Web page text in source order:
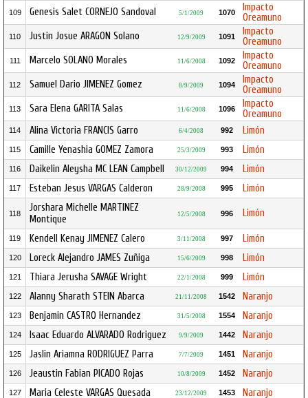
109 Genesis Salet CORNEJO Sandoval 5/1/2009 1070
Impacto
Oreamuno
110 Justin Josue ARAGON Solano 12/9/2009 1091
Impacto
Oreamuno
111 Marcelo SOLANO Morales 11/6/2008 1092
Impacto
Oreamuno
112 Samuel Dario JIMENEZ Gomez 8/9/2009 1094
Impacto
Oreamuno
113 Sara Elena GARITA Salas 11/6/2008 1096
Impacto
Oreamuno
114 Alina Victoria FRANCIS Garro 6/4/2008 992 Limón
115 Camille Yenashia GOMEZ Zamora 25/3/2009 993 Limón
116 Daikelin Aleysha MC LEAN Campbell 30/12/2009 994 Limón
117 Esteban Jesus VARGAS Calderon 28/9/2008 995 Limón
118
Jorshara Michelle MARTINEZ
Montique
12/5/2008 996 Limón
119 Kendell Kenay JIMENEZ Calero 3/11/2008 997 Limón
120 Loreck Alejandro JAMES Zuñiga 15/6/2009 998 Limón
121 Thiara Jerusha SAVAGE Wright 22/1/2008 999 Limón
122 Alanny Sharath STEIN Abarca 21/11/2008 1542 Naranjo
123 Benjamin CASTRO Hernandez 31/5/2008 1554 Naranjo
124 Isaac Eduardo ALVARADO Rodriguez 9/9/2009 1442 Naranjo
125 Jaslin Ariamna RODRIGUEZ Parra 7/7/2009 1451 Naranjo
126 Jeaustin Fabian PICADO Rojas 10/8/2009 1452 Naranjo
127 Maria Celeste VARGAS Quesada 23/12/2009 1453 Naranjo